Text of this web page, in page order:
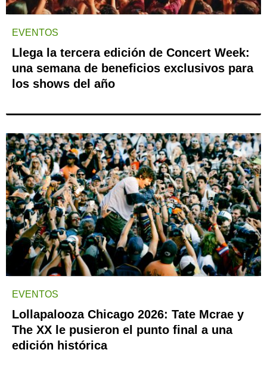
EVENTOS
Llega la tercera edición de Concert Week:
una semana de beneficios exclusivos para
los shows del año
EVENTOS
Lollapalooza Chicago 2026: Tate Mcrae y
The XX le pusieron el punto final a una
edición histórica